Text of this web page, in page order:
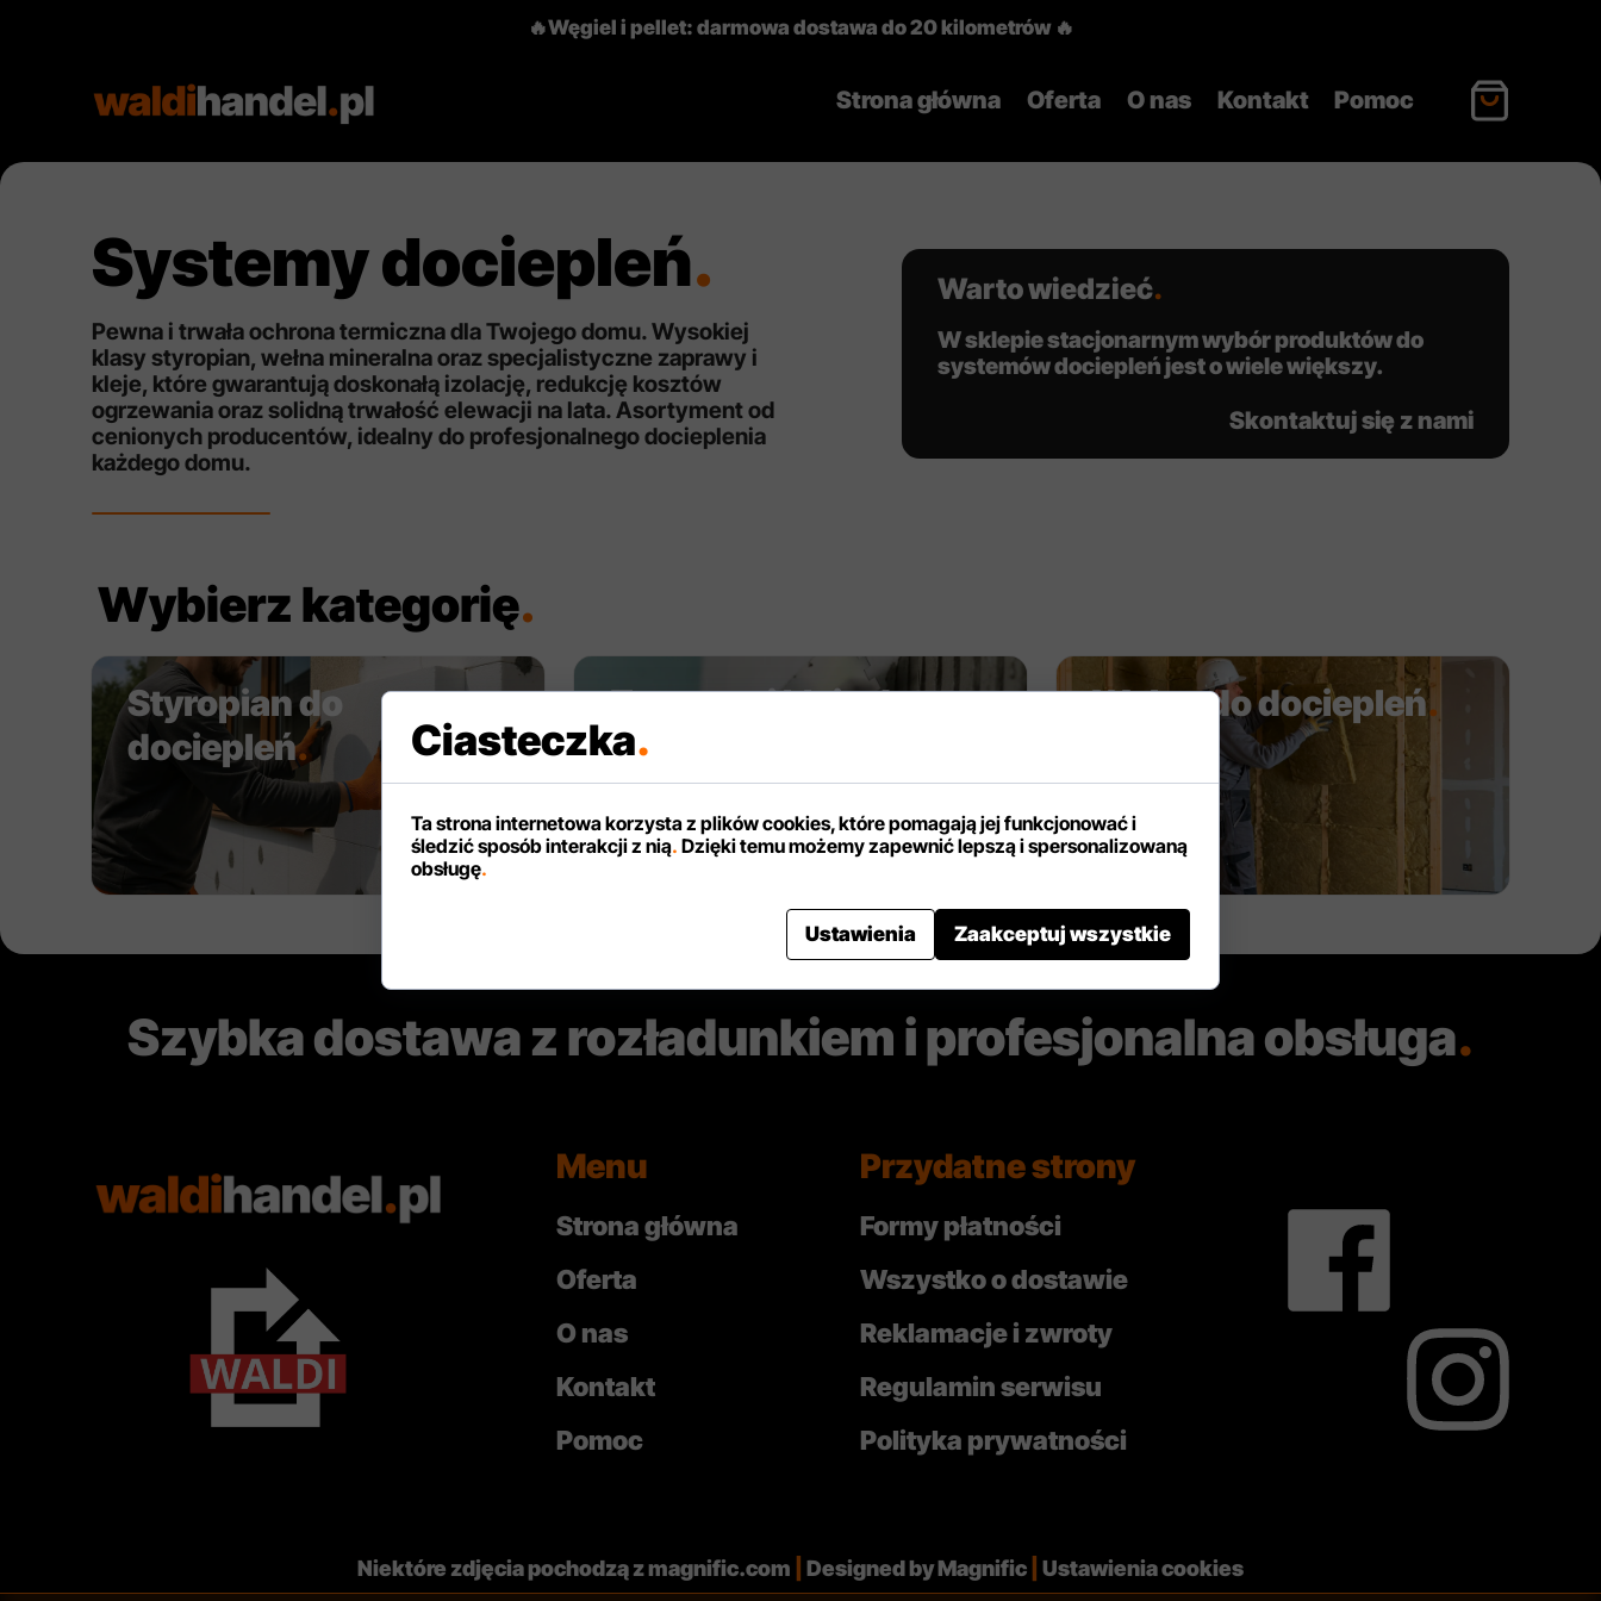
🔥Węgiel i pellet: darmowa dostawa do 20 kilometrów 🔥
Strona główna Oferta O nas Kontakt Pomoc
Systemy dociepleń.
Pewna i trwała ochrona termiczna dla Twojego domu. Wysokiej
klasy styropian, wełna mineralna oraz specjalistyczne zaprawy i
kleje, które gwarantują doskonałą izolację, redukcję kosztów
ogrzewania oraz solidną trwałość elewacji na lata. Asortyment od
cenionych producentów, idealny do profesjonalnego docieplenia
każdego domu.
Warto wiedzieć.
W sklepie stacjonarnym wybór produktów do
systemów dociepleń jest o wiele większy.
Skontaktuj się z nami
Wybierz kategorię.
Styropian do
dociepleń.
Zaprawy i kleje do
styropianu
Wełna do dociepleń.
Szybka dostawa z rozładunkiem i profesjonalna obsługa.
Menu
Strona główna
Oferta
O nas
Kontakt
Pomoc
Przydatne strony
Formy płatności
Wszystko o dostawie
Reklamacje i zwroty
Regulamin serwisu
Polityka prywatności
Niektóre zdjęcia pochodzą zmagnific.com Designed by Magnific Ustawienia cookies
Ciasteczka.
Ta strona internetowa korzysta z plików cookies, które pomagają jej funkcjonować i
śledzić sposób interakcji z nią. Dzięki temu możemy zapewnić lepszą i spersonalizowaną
obsługę.
Ustawienia Zaakceptuj wszystkie